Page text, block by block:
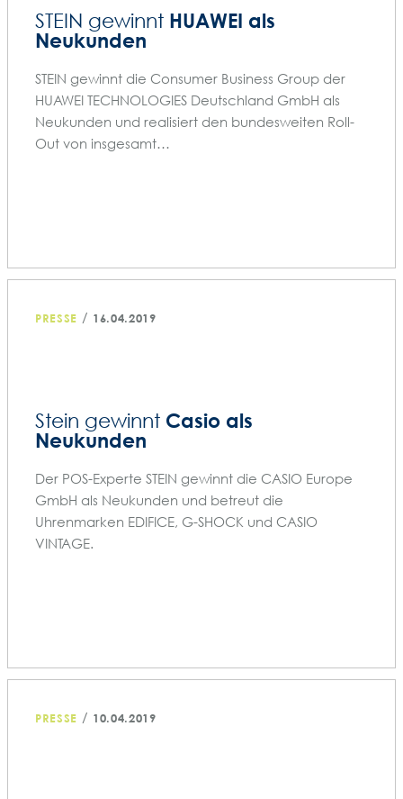
STEIN gewinnt HUAWEI als
Neukunden
STEIN gewinnt die Consumer Business Group der
HUAWEI TECHNOLOGIES Deutschland GmbH als
Neukunden und realisiert den bundesweiten Roll-
Out von insgesamt…
PRESSE / 16.04.2019
Stein gewinnt Casio als
Neukunden
Der POS-Experte STEIN gewinnt die CASIO Europe
GmbH als Neukunden und betreut die
Uhrenmarken EDIFICE, G-SHOCK und CASIO
VINTAGE.
PRESSE / 10.04.2019